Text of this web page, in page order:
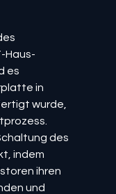
Haus-
es
in
wurde,
des
indem
ihren
und